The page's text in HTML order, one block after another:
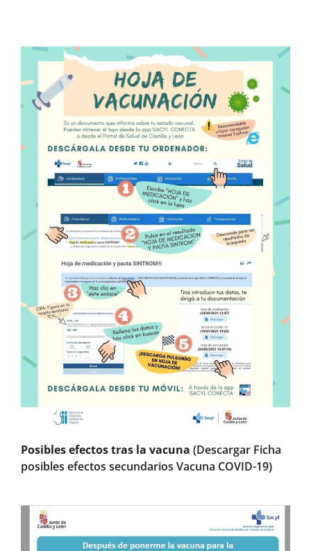
Posibles efectos tras la vacuna (Descargar Ficha
posibles efectos secundarios Vacuna COVID-19)